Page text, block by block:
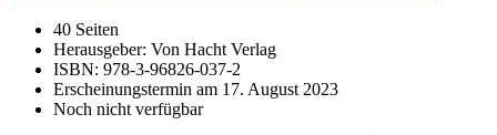
40 Seiten
Herausgeber: Von Hacht Verlag
ISBN: 978-3-96826-037-2
Erscheinungstermin am 17. August 2023
Noch nicht verfügbar